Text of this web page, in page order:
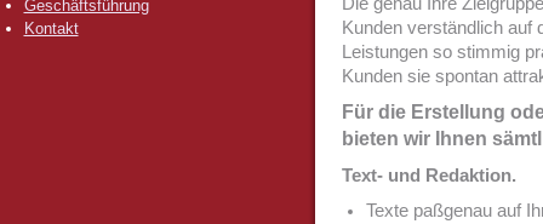
Kunden verständlich auf
Leistungen so stimmig
Kunden sie spontan
Für die Erstellung
bieten wir Ihnen
Text- und Redaktion.
Texte paßgenau auf
Geschäftsführung
Kontakt